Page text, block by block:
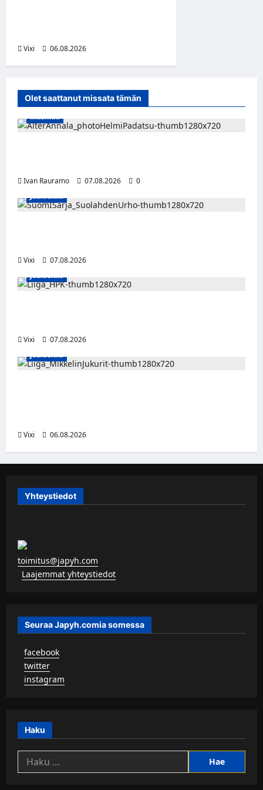
Vixi 06.08.2026
Olet saattanut missata tämän
Musiikki
Ivan Rauramo 07.08.2026
0
Jääkiekko
Vixi
07.08.2026
Jääkiekko
Vixi
07.08.2026
Jääkiekko
Vixi 06.08.2026
Yhteystiedot
toimitus@japyh.com
Laajemmat yhteystiedot
Seuraa Japyh.comia somessa
facebook
twitter
instagram
Haku
Haku: